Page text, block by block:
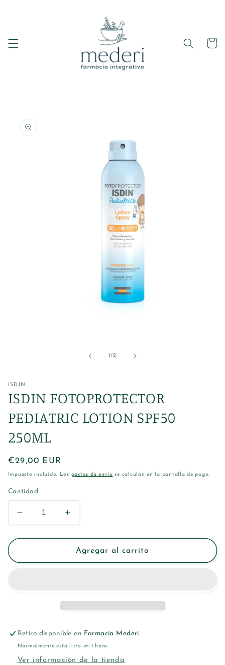
Carrito
a la
información
modal
1/de
2
ISDIN
ISDIN FOTOPROTECTOR
PEDIATRIC LOTION SPF50
250ML
Precio
habitual
€29,00 EUR
Impuesto incluido. Los gastos de envío se calculan en la pantalla de pago.
Cantidad
Reducir
cantidad
para
FOTOPROTECTOR
Aumentar
cantidad
para
ISDIN
FOTOPROTECTOR
Agregar al carrito
Retiro disponible en Farmacia Mederi
Normalmente está listo en 1 hora
Ver información de la tienda